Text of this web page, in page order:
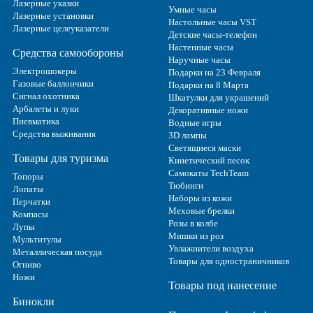
Лазерные указки
Лазерные установки
Лазерные целеуказатели
Средства самообороны
Электрошокеры
Газовые баллончики
Сигнал охотника
Арбалеты и луки
Пневматика
Средства выживания
Товары для туризма
Топоры
Лопаты
Перчатки
Компасы
Лупы
Мультитулы
Металлическая посуда
Огниво
Ножи
Бинокли
Умные часы
Настольные часы VST
Детские часы-телефон
Настенные часы
Наручные часы
Подарки на 23 Февраля
Подарки на 8 Марта
Шкатулки для украшений
Декоративные ножи
Водные игры
3D лампы
Светящиеся маски
Кинетический песок
Самокаты TechTeam
Тюбинги
Наборы из кожи
Меховые брелки
Розы в колбе
Мишки из роз
Увлажнители воздуха
Товары для одностраничников
Товары под нанесение